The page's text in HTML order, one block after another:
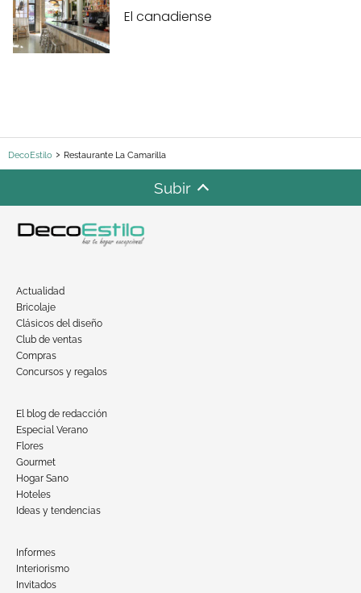
El canadiense
DecoEstilo Restaurante La Camarilla
Subir
Actualidad
Bricolaje
Clásicos del diseño
Club de ventas
Compras
Concursos y regalos
El blog de redacción
Especial Verano
Flores
Gourmet
Hogar Sano
Hoteles
Ideas y tendencias
Informes
Interiorismo
Invitados